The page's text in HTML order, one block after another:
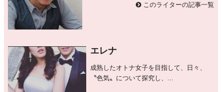
このライターの記事一覧
エレナ
成熟したオトナ女子を目指して、日々、
〝色気〟について探究し、...